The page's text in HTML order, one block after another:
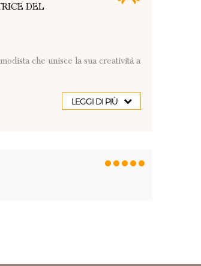
DEL
che unisce la sua creatività a
LEGGI DI PIÙ